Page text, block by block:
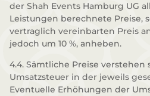
der Shah Events Hamburg UG
Leistungen berechnete Preise,
vertraglich vereinbarten Preis
jedoch um 10 %, anheben.
4.4. Sämtliche Preise verstehen
Umsatzsteuer in der jeweils
Eventuelle Erhöhungen der